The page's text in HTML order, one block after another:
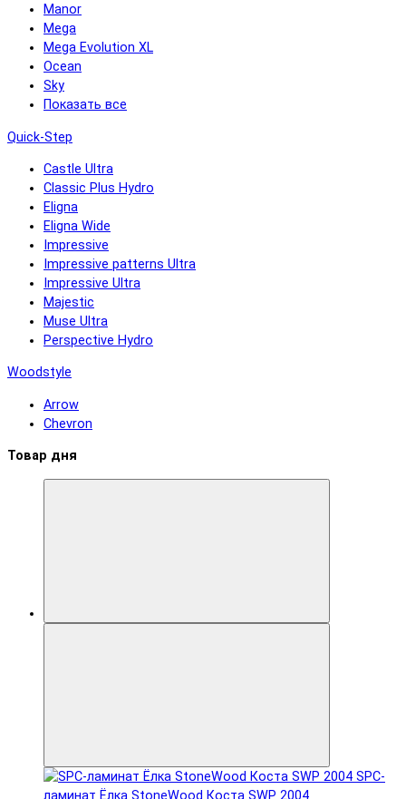
Manor
Mega
Mega Evolution XL
Ocean
Sky
Показать все
Quick-Step
Castle Ultra
Classic Plus Hydro
Eligna
Eligna Wide
Impressive
Impressive patterns Ultra
Impressive Ultra
Majestic
Muse Ultra
Perspective Hydro
Woodstyle
Arrow
Chevron
Товар дня
SPC-
ламинат Ëлка StoneWood Коста SWP 2004